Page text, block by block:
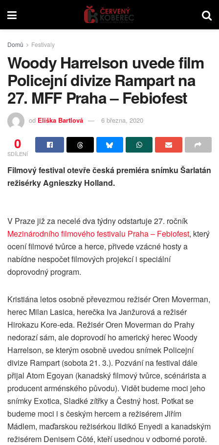
Domů Festivaly
Woody Harrelson uvede film
Policejní divize Rampart na
27. MFF Praha – Febiofest
od Eliška Bartlová 6 března, 2020
0
SDÍLENÍ
Filmový festival otevře česká premiéra snímku Šarlatán
režisérky Agnieszky Holland.
V Praze již za necelé dva týdny odstartuje 27. ročník
Mezinárodního filmového festivalu Praha – Febiofest, který
ocení filmové tvůrce a herce, přivede vzácné hosty a
nabídne nespočet filmových projekcí i speciální
doprovodný program.
Kristiána letos osobně převezmou režisér Oren Moverman,
herec Milan Lasica, herečka Iva Janžurová a režisér
Hirokazu Kore-eda. Režisér Oren Moverman do Prahy
nedorazí sám, ale doprovodí ho americký herec Woody
Harrelson, se kterým osobně uvedou snímek Policejní
divize Rampart (sobota 21. 3.). Pozvání na festival dále
přijal Atom Egoyan (kanadský filmový tvůrce, scénárista a
producent arménského původu). Vidět budeme moci jeho
snímky Exotica, Sladké zítřky a Čestný host. Potkat se
budeme moci i s českým hercem a režisérem Jiřím
Mádlem, maďarskou režisérkou Ildikó Enyedi a kanadským
režisérem Denisem Côté, kteří usednou v odborné porotě.